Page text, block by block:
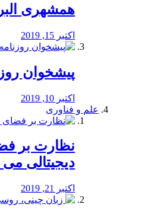
همشهری
اکتبر 15, 2019
پیشخوان
اکتبر 10, 2019
علم و فناوری
نظارت بر
دیجیتالی
اکتبر 21, 2019